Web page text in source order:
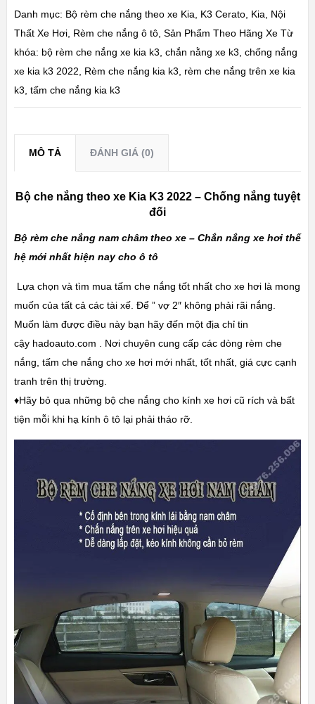
Danh mục: Bộ rèm che nắng theo xe Kia K3 Cerato, Kia
Nội
Thất Xe Hơi, Rèm che nắng ô tô, Sản Phẩm Theo Hãng Xe Từ
khóa: bộ rèm che nắng xe kia k3 chắn nằng xe k3 chống nắng
xe kia k3 2022
Rèm che nắng kia k3
rèm che nắng trên xe kia
k3 tấm che nắng kia k3
MÔ TẢ ĐÁNH GIÁ (0)
Bộ che nắng theo xe Kia K3 2022 – Chống nắng tuyệt
đối
Bộ rèm che nắng nam châm theo xe – Chắn nắng xe hơi thế
hệ mới nhất hiện nay cho ô tô
Lựa chọn và tìm mua tấm che nắng tốt nhất cho xe hơi là mong
muốn của tất cả các tài xế. Để ” vợ 2″ không phải rãi nắng.
Muốn làm được điều này bạn hãy đến một địa chỉ tin
cậy hadoauto.com . Nơi chuyên cung cấp các dòng rèm che
nắng, tấm che nắng cho xe hơi mới nhất, tốt nhất, giá cực cạnh
tranh trên thị trường.
♦Hãy bỏ qua những bộ che nắng cho kính xe hơi cũ rích và bất
tiện mỗi khi hạ kính ô tô lại phải tháo rỡ.